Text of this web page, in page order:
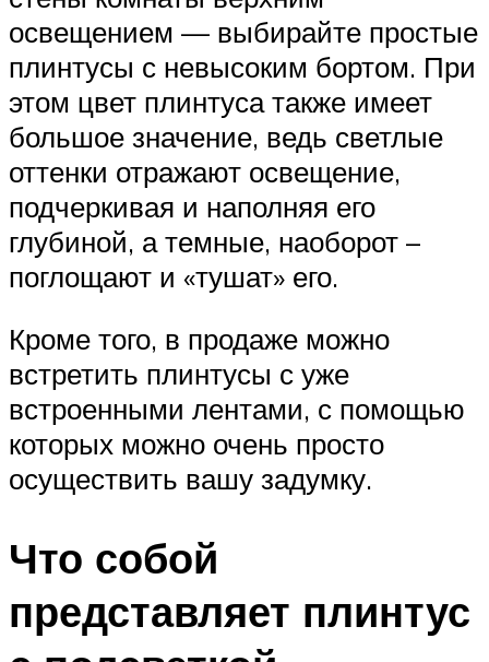
освещением — выбирайте простые
плинтусы с невысоким бортом. При
этом цвет плинтуса также имеет
большое значение, ведь светлые
оттенки отражают освещение,
подчеркивая и наполняя его
глубиной, а темные, наоборот –
поглощают и «тушат» его.
Кроме того, в продаже можно
встретить плинтусы с уже
встроенными лентами, с помощью
которых можно очень просто
осуществить вашу задумку.
Что собой
представляет плинтус